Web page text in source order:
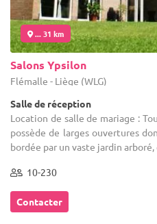
... 31 km
Salons Ypsilon
Flémalle - Liège (WLG)
Salle de réception
Location de salle de mariage :
possède de larges ouvertures
bordée par un vaste jardin
10-230
Contacter